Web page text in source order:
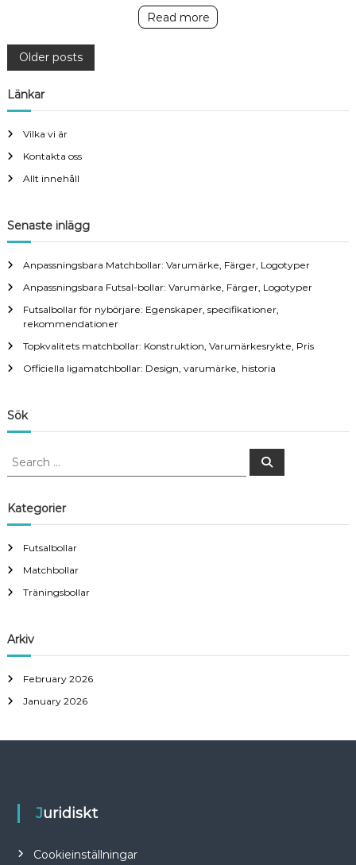
Read more
P
o
s
t
n
a
v
i
a
t
o
n
Older posts
Länkar
Vilka vi är
Kontakta oss
Allt innehåll
Senaste inlägg
Anpassningsbara Matchbollar: Varumärke, Färger, Logotyper
Anpassningsbara Futsal-bollar: Varumärke, Färger, Logotyper
Futsalbollar för nybörjare: Egenskaper, specifikationer,
rekommendationer
Topkvalitets matchbollar: Konstruktion, Varumärkesrykte, Pris
Officiella ligamatchbollar: Design, varumärke, historia
Sök
S
r
c
f
o
r
S
Kategorier
Futsalbollar
Matchbollar
Träningsbollar
Arkiv
February 2026
January 2026
Juridiskt
Cookieinställningar